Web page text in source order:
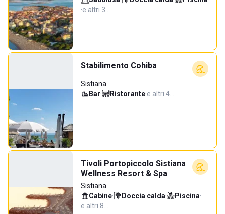
·e altri 3…
Stabilimento Cohiba
Sistiana
Bar· Ristorante·e altri 4…
Tivoli Portopiccolo Sistiana
Wellness Resort & Spa
Sistiana
Cabine· Doccia calda· Piscina·
e altri 8…